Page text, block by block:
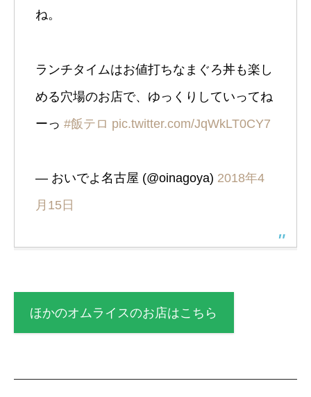
ね。
ランチタイムはお値打ちなまぐろ丼も楽し
める穴場のお店で、ゆっくりしていってね
ーっ #飯テロ pic.twitter.com/JqWkLT0CY7
— おいでよ名古屋 (@oinagoya) 2018年4
月15日
ほかのオムライスのお店はこちら